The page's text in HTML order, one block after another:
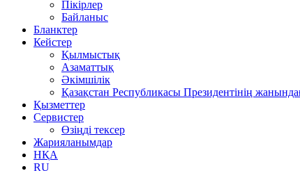
Пікірлер
Байланыс
Бланктер
Кейстер
Қылмыстық
Азаматтық
Әкімшілік
Қазақстан Республикасы Президентінің
Қызметтер
Сервистер
Өзіңді тексер
Жарияланымдар
НҚА
RU